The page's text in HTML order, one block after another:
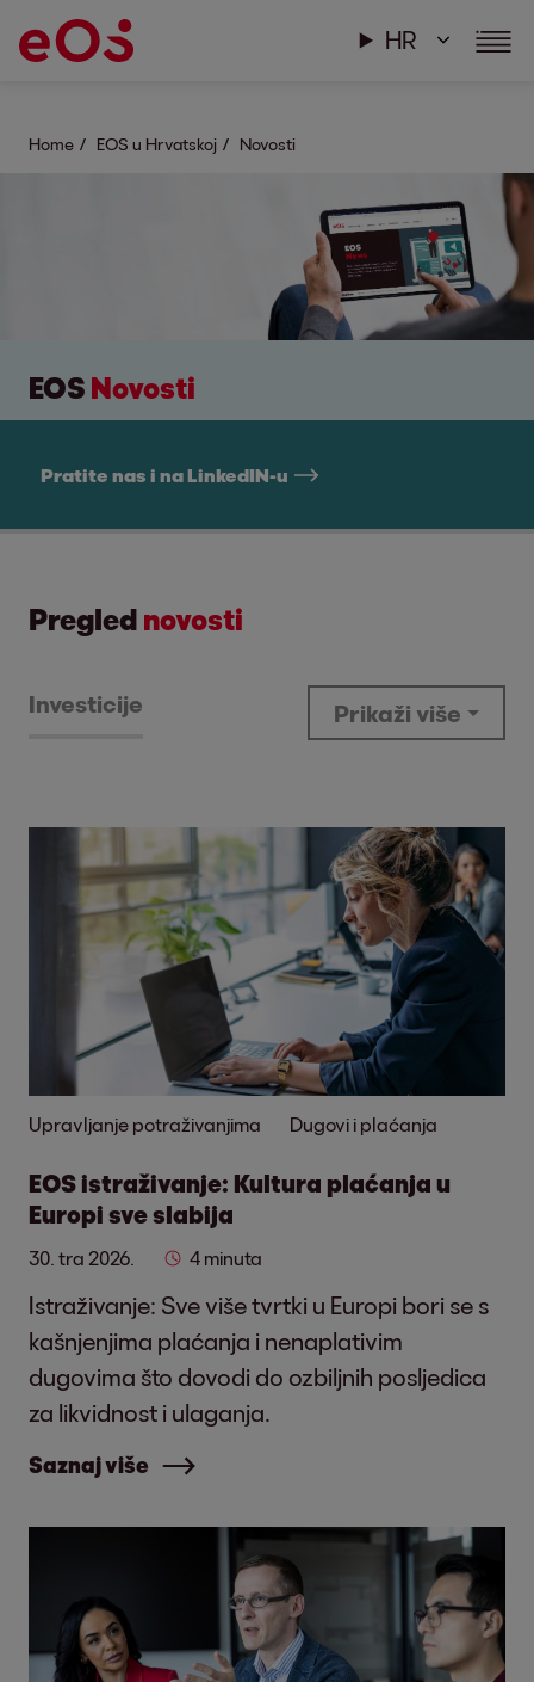
HR
Home EOS u Hrvatskoj Novosti
EOS Novosti
Pratite nas i na LinkedIN-u
Pregled novosti
Investicije Prikaži više
Upravljanje potraživanjima Dugovi i plaćanja
EOS istraživanje: Kultura plaćanja u
Europi sve slabija
30. tra 2026. 4 minuta
Istraživanje: Sve više tvrtki u Europi bori se s
kašnjenjima plaćanja i nenaplativim
dugovima što dovodi do ozbiljnih posljedica
za likvidnost i ulaganja.
Saznaj više